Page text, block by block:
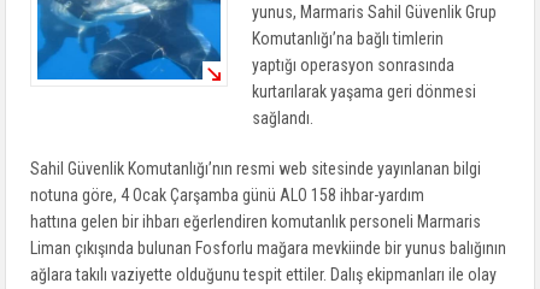
yunus, Marmaris Sahil Güvenlik Grup
Komutanlığı’na bağlı timlerin
yaptığı operasyon sonrasında
kurtarılarak yaşama geri dönmesi
sağlandı.
Sahil Güvenlik Komutanlığı’nın resmi web sitesinde yayınlanan bilgi
notuna göre, 4 Ocak Çarşamba günü ALO 158 ihbar-yardım
hattına gelen bir ihbarı eğerlendiren komutanlık personeli Marmaris
Liman çıkışında bulunan Fosforlu mağara mevkiinde bir yunus balığının
ağlara takılı vaziyette olduğunu tespit ettiler. Dalış ekipmanları ile olay